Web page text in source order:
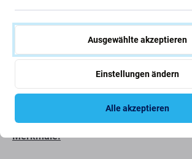
Kopfhörer zeichnen sich durch klaren
Höhen und kräftige Bässe aus. Sie sind
integrierten Mikrofon, Tasten zur
Rufannahme-/Beendigungstaste
nicht nur zum Musikhören, sondern
Freisprecheinrichtung genutzt werden
Merkmale:
Ausgewählte akzeptieren
Einstellungen ändern
Alle akzeptieren